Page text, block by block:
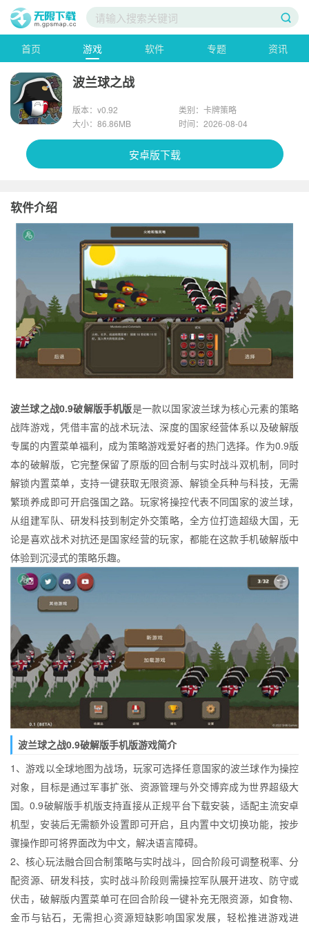
首页 游戏 软件 专题 资讯
波兰球之战
版本：v0.92
类别：卡牌策略
大小：86.86MB
时间：2026-08-04
安卓版下载
软件介绍
波兰球之战0.9破解版手机版是一款以国家波兰球为核心元素的策略
战阵游戏，凭借丰富的战术玩法、深度的国家经营体系以及破解版
专属的内置菜单福利，成为策略游戏爱好者的热门选择。作为0.9版
本的破解版，它完整保留了原版的回合制与实时战斗双机制，同时
解锁内置菜单，支持一键获取无限资源、解锁全兵种与科技，无需
繁琐养成即可开启强国之路。玩家将操控代表不同国家的波兰球，
从组建军队、研发科技到制定外交策略，全方位打造超级大国，无
论是喜欢战术对抗还是国家经营的玩家，都能在这款手机破解版中
体验到沉浸式的策略乐趣。
波兰球之战0.9破解版手机版游戏简介
1、游戏以全球地图为战场，玩家可选择任意国家的波兰球作为操控
对象，目标是通过军事扩张、资源管理与外交博弈成为世界超级大
国。0.9破解版手机版支持直接从正规平台下载安装，适配主流安卓
机型，安装后无需额外设置即可开启，且内置中文切换功能，按步
骤操作即可将界面改为中文，解决语言障碍。
2、核心玩法融合回合制策略与实时战斗，回合阶段可调整税率、分
配资源、研发科技，实时战斗阶段则需操控军队展开进攻、防守或
伏击，破解版内置菜单可在回合阶段一键补充无限资源，如食物、
金币与钻石，无需担心资源短缺影响国家发展，轻松推进游戏进